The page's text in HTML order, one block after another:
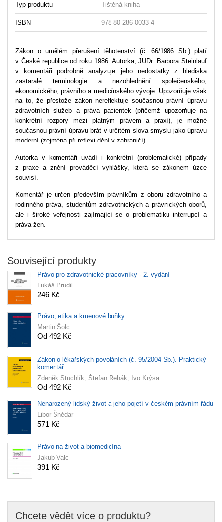
Typ produktu Tištěná kniha
ISBN 978-80-286-0033-4
Zákon o umělém přerušení těhotenství (č. 66/1986 Sb.) platí
v České republice od roku 1986. Autorka, JUDr. Barbora Steinlauf
v komentáři podrobně analyzuje jeho nedostatky z hlediska
zastaralé terminologie a nezohlednění společenského,
ekonomického, právního a medicínského vývoje. Upozorňuje však
na to, že přestože zákon nereflektuje současnou právní úpravu
zdravotních služeb a práva pacientek (přičemž upozorňuje na
konkrétní rozpory mezi platným právem a praxí), je možné
současnou právní úpravu brát v určitém slova smyslu jako úpravu
moderní (zejména při reflexi dění v zahraničí).
Autorka v komentáři uvádí i konkrétní (problematické) případy
z praxe a znění prováděcí vyhlášky, která se zákonem úzce
souvisí.
Komentář je určen především právníkům z oboru zdravotního a
rodinného práva, studentům zdravotnických a právnických oborů,
ale i široké veřejnosti zajímající se o problematiku interrupcí a
práva žen.
Související produkty
Právo pro zdravotnické pracovníky - 2. vydání
Lukáš Prudil
246 Kč
Právo, etika a kmenové buňky
Martin Šolc
Od 492 Kč
Zákon o lékařských povoláních (č. 95/2004 Sb.). Praktický
komentář
Zdeněk Stuchlík, Štefan Rehák, Ivo Krýsa
Od 492 Kč
Nenarozený lidský život a jeho pojetí v českém právním řádu
Libor Šnédar
571 Kč
Právo na život a biomedicína
Jakub Valc
391 Kč
Chcete vědět více o produktu?